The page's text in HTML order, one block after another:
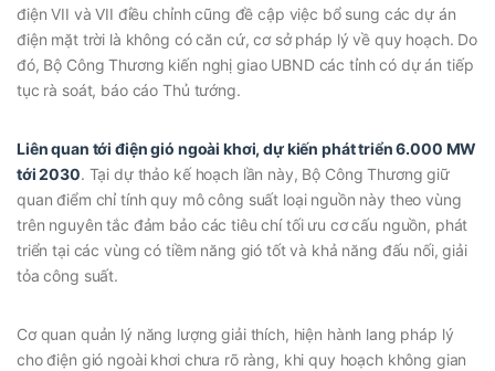
điện VII và VII điều chỉnh cũng đề cập việc bổ sung các dự án
điện mặt trời là không có căn cứ, cơ sở pháp lý về quy hoạch. Do
đó, Bộ Công Thương kiến nghị giao UBND các tỉnh có dự án tiếp
tục rà soát, báo cáo Thủ tướng.
Liên quan tới điện gió ngoài khơi, dự kiến phát triển 6.000 MW
tới 2030. Tại dự thảo kế hoạch lần này, Bộ Công Thương giữ
quan điểm chỉ tính quy mô công suất loại nguồn này theo vùng
trên nguyên tắc đảm bảo các tiêu chí tối ưu cơ cấu nguồn, phát
triển tại các vùng có tiềm năng gió tốt và khả năng đấu nối, giải
tỏa công suất.
Cơ quan quản lý năng lượng giải thích, hiện hành lang pháp lý
cho điện gió ngoài khơi chưa rõ ràng, khi quy hoạch không gian